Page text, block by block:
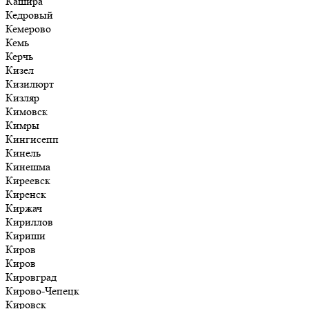
Кедровый
Кемерово
Кемь
Керчь
Кизел
Кизилюрт
Кизляр
Кимовск
Кимры
Кингисепп
Кинель
Кинешма
Киреевск
Киренск
Киржач
Кириллов
Кириши
Киров
Киров
Кировград
Кирово-Чепецк
Кировск